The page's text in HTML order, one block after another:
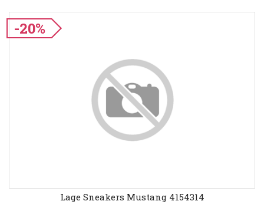
-20%
Lage Sneakers Mustang 4154314